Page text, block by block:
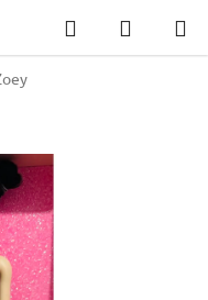
Hledat
KOŠÍK